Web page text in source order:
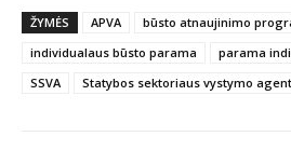
ŽYMĖS APVA
būsto atnaujinimo
individualaus būsto parama
parama
SSVA
Statybos sektoriaus vystymo